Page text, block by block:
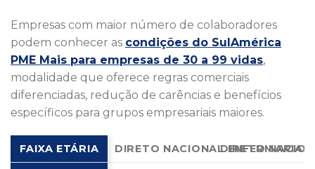
Empresas com maior número de colaboradores
podem conhecer as condições do SulAmérica
PME Mais para empresas de 30 a 99 vidas,
modalidade que oferece regras comerciais
diferenciadas, redução de carências e benefícios
específicos para grupos empresariais maiores.
FAIXA ETÁRIA DIRETO NACIONAL ENFERMARIA
DIRETO